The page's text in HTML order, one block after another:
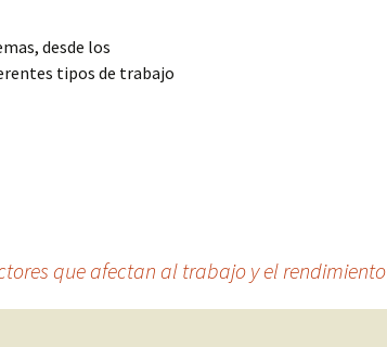
desde los
tipos de trabajo
que afectan al trabajo y el rendimiento